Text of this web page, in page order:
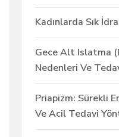
Kadınlarda Sık
Gece Alt Islatma
Nedenleri Ve
Priapizm: Sürekli
Ve Acil Tedavi